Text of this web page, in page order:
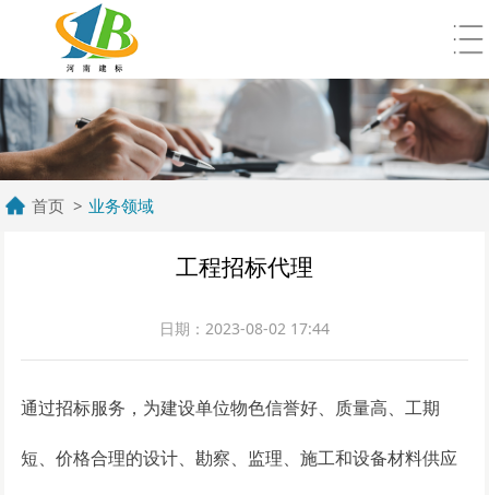
首页 > 业务领域
工程招标代理
日期：2023-08-02 17:44
通过招标服务，为建设单位物色信誉好、质量高、工期
短、价格合理的设计、勘察、监理、施工和设备材料供应